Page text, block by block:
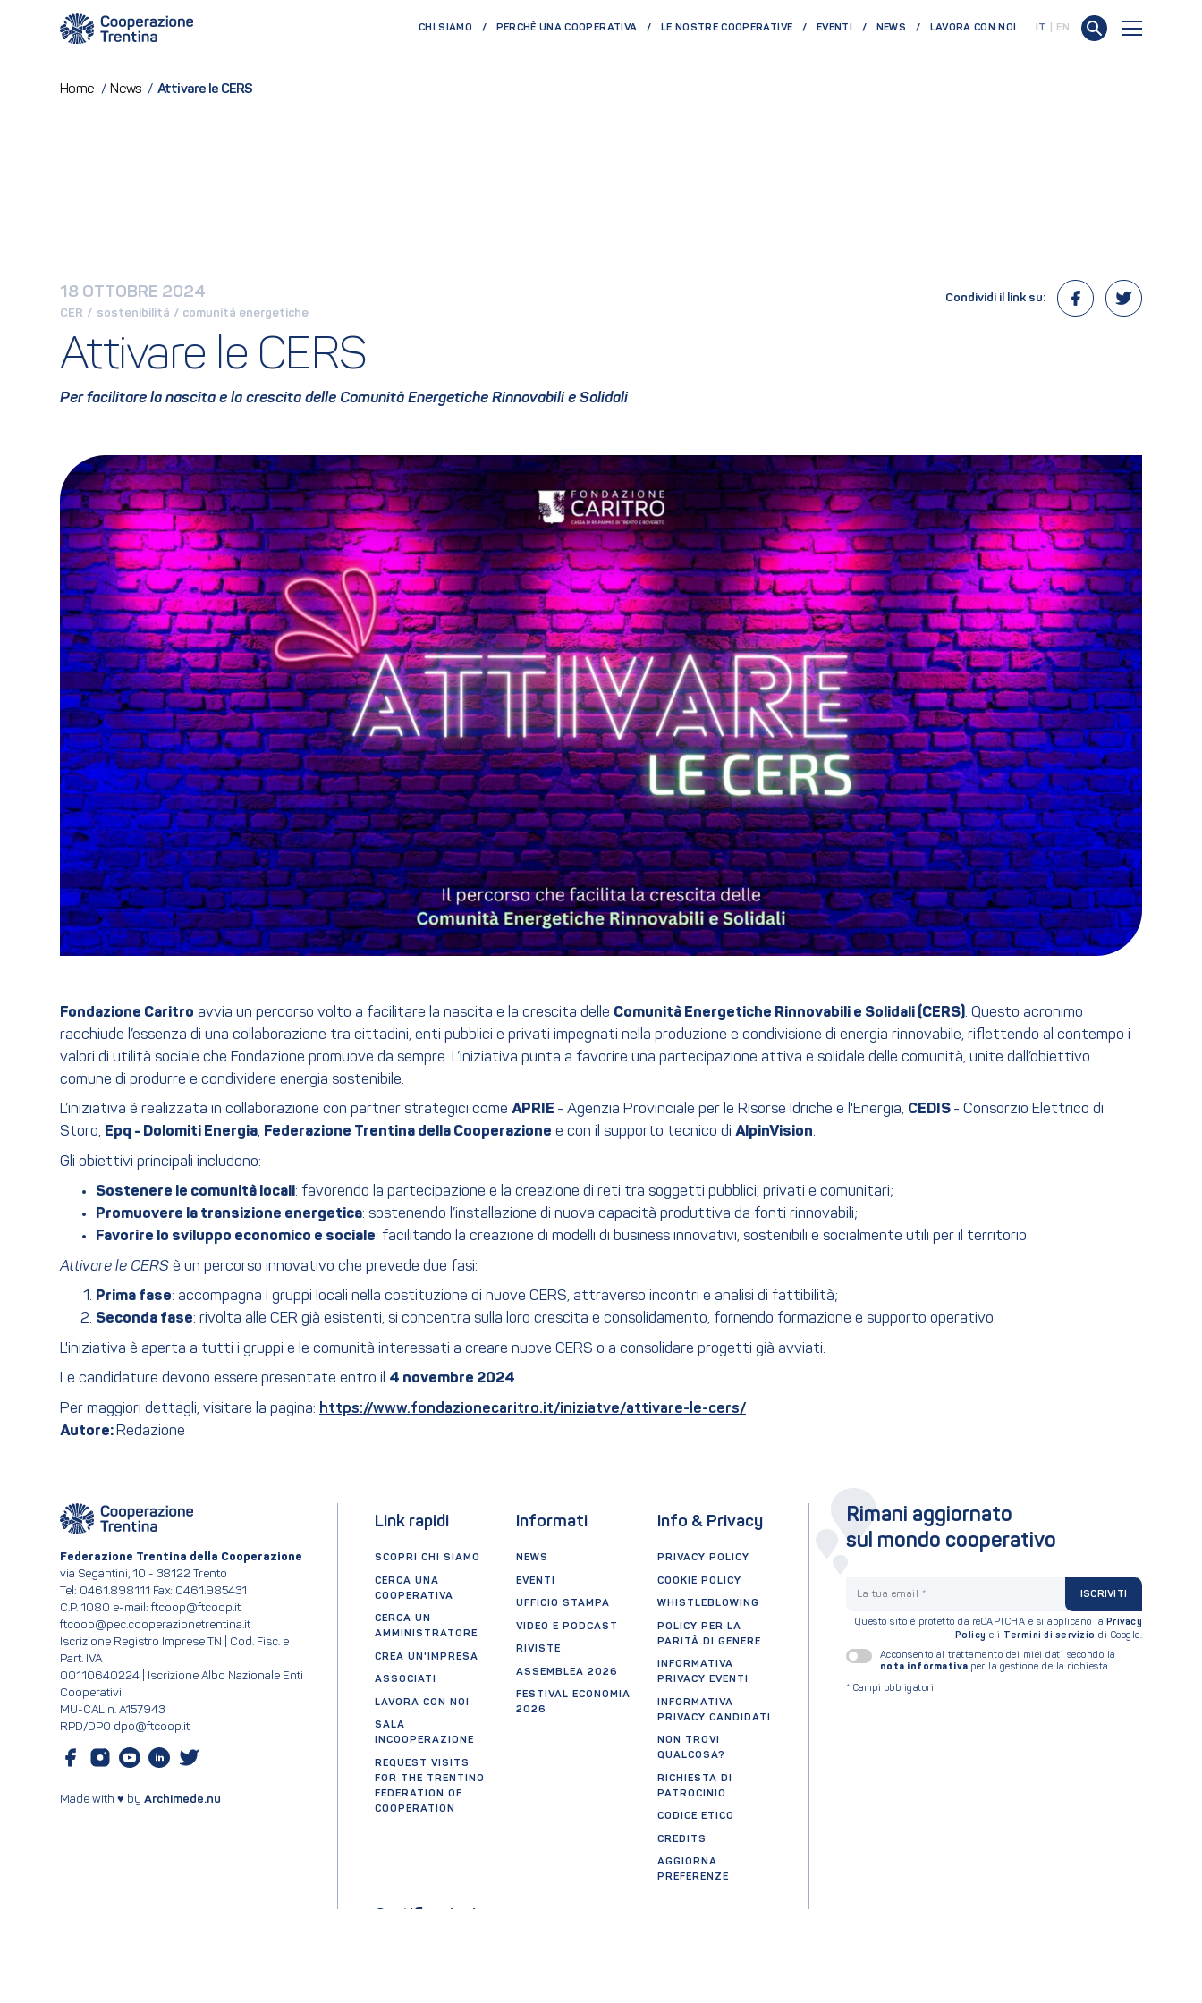
CHI SIAMO PERCHÈ UNA COOPERATIVA LE NOSTRE COOPERATIVE EVENTI NEWS LAVORA CON NOI IT EN
Home / News / Attivare le CERS
18 OTTOBRE 2024
CER / sostenibilità / comunità energetiche
Condividi il link su:
Attivare le CERS
Per facilitare la nascita e la crescita delle Comunità Energetiche Rinnovabili e Solidali
Fondazione Caritro avvia un percorso volto a facilitare la nascita e la crescita delle Comunità Energetiche Rinnovabili e Solidali (CERS). Questo acronimo
racchiude l’essenza di una collaborazione tra cittadini, enti pubblici e privati impegnati nella produzione e condivisione di energia rinnovabile, riflettendo al contempo i
valori di utilità sociale che Fondazione promuove da sempre. L’iniziativa punta a favorire una partecipazione attiva e solidale delle comunità, unite dall’obiettivo
comune di produrre e condividere energia sostenibile.
L’iniziativa è realizzata in collaborazione con partner strategici come APRIE - Agenzia Provinciale per le Risorse Idriche e l'Energia, CEDIS - Consorzio Elettrico di
Storo, Epq - Dolomiti Energia, Federazione Trentina della Cooperazione e con il supporto tecnico di AlpinVision.
Gli obiettivi principali includono:
Sostenere le comunità locali: favorendo la partecipazione e la creazione di reti tra soggetti pubblici, privati e comunitari;
Promuovere la transizione energetica: sostenendo l’installazione di nuova capacità produttiva da fonti rinnovabili;
Favorire lo sviluppo economico e sociale: facilitando la creazione di modelli di business innovativi, sostenibili e socialmente utili per il territorio.
Attivare le CERS è un percorso innovativo che prevede due fasi:
Prima fase: accompagna i gruppi locali nella costituzione di nuove CERS, attraverso incontri e analisi di fattibilità;
Seconda fase: rivolta alle CER già esistenti, si concentra sulla loro crescita e consolidamento, fornendo formazione e supporto operativo.
L'iniziativa è aperta a tutti i gruppi e le comunità interessati a creare nuove CERS o a consolidare progetti già avviati.
Le candidature devono essere presentate entro il 4 novembre 2024.
Per maggiori dettagli, visitare la pagina: https://www.fondazionecaritro.it/iniziatve/attivare-le-cers/
Autore: Redazione
Federazione Trentina della Cooperazione
via Segantini, 10 - 38122 Trento
Tel: 0461.898111 Fax: 0461.985431
C.P. 1080 e-mail: ftcoop@ftcoop.it
ftcoop@pec.cooperazionetrentina.it
Iscrizione Registro Imprese TN | Cod. Fisc. e
Part. IVA
00110640224 | Iscrizione Albo Nazionale Enti
Cooperativi
MU-CAL n. A157943
RPD/DPO dpo@ftcoop.it
Made with ♥ by Archimede.nu
Link rapidi
SCOPRI CHI SIAMO
CERCA UNA
COOPERATIVA
CERCA UN
AMMINISTRATORE
CREA UN'IMPRESA
ASSOCIATI
LAVORA CON NOI
SALA
INCOOPERAZIONE
REQUEST VISITS
FOR THE TRENTINO
FEDERATION OF
COOPERATION
Informati
NEWS
EVENTI
UFFICIO STAMPA
VIDEO E PODCAST
RIVISTE
ASSEMBLEA 2026
FESTIVAL ECONOMIA
2026
Info & Privacy
PRIVACY POLICY
COOKIE POLICY
WHISTLEBLOWING
POLICY PER LA
PARITÀ DI GENERE
INFORMATIVA
PRIVACY EVENTI
INFORMATIVA
PRIVACY CANDIDATI
NON TROVI
QUALCOSA?
RICHIESTA DI
PATROCINIO
CODICE ETICO
CREDITS
AGGIORNA
PREFERENZE
Rimani aggiornato
sul mondo cooperativo
ISCRIVITI
Questo sito è protetto da reCAPTCHA e si applicano la Privacy
Policy e i Termini di servizio di Google.
Acconsento al trattamento dei miei dati secondo la
nota informativa per la gestione della richiesta.
* Campi obbligatori